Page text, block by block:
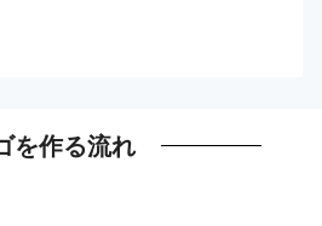
を作る流れ